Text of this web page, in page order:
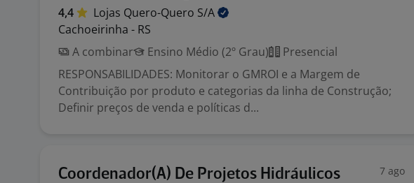
4,4 Lojas Quero-Quero S/A
Cachoeirinha - RS
A combinar
Ensino Médio (2º Grau)
Presencial
RESPONSABILIDADES: Monitorar o GMROI e a Margem de
Contribuição por produto e categorias da linha de Construção;
Definir preços de venda e políticas d...
Coordenador(A) De Projetos Hidráulicos
7 ago